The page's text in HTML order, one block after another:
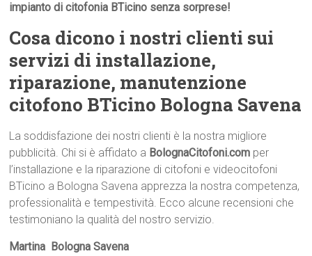
impianto di citofonia BTicino senza sorprese!
Cosa dicono i nostri clienti sui
servizi di installazione,
riparazione, manutenzione
citofono BTicino Bologna Savena
La soddisfazione dei nostri clienti è la nostra migliore
pubblicità. Chi si è affidato a BolognaCitofoni.com per
l’installazione e la riparazione di citofoni e videocitofoni
BTicino a Bologna Savena apprezza la nostra competenza,
professionalità e tempestività. Ecco alcune recensioni che
testimoniano la qualità del nostro servizio.
Martina  Bologna Savena